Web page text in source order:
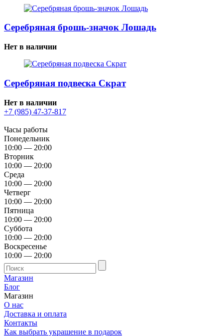
Серебряная брошь-значок Лошадь
Нет в наличии
Серебряная подвеска Скрат
Нет в наличии
+7 (985) 47-37-817
Часы работы
Понедельник
10:00 — 20:00
Вторник
10:00 — 20:00
Среда
10:00 — 20:00
Четверг
10:00 — 20:00
Пятница
10:00 — 20:00
Суббота
10:00 — 20:00
Воскресенье
10:00 — 20:00
Магазин
Блог
Магазин
О нас
Доставка и оплата
Контакты
Как выбрать украшение в подарок